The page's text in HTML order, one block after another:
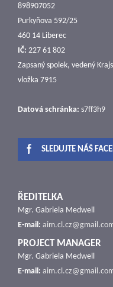
898907052
Purkyňova 592/25
460 14 Liberec
IČ: 227 61 802
Zapsaný spolek, vedený
vložka 7915
Datová schránka: s7ff3h9
SLEDUJTE NÁŠ
ŘEDITELKA
Mgr. Gabriela Medwell
E-mail:
PROJECT MANAGER
Mgr. Gabriela Medwell
E-mail: